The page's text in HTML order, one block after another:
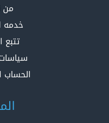
من
خدمه
تتبع